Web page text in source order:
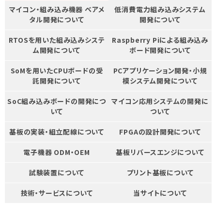
マイコン・組み込み機器 ベアメ
タル開発について
低消費電力組み込みシステム
開発について
RTOSを用いた組み込みシステ
ム開発について
Raspberry Piによる組み込み
ボード開発について
SoMを用いたCPUボードの受
託開発について
PCアプリケーション開発・小規
模システム開発について
SoC組み込みボードの開発につ
いて
マイコン応用システムの開発に
ついて
基板の実装・組立配線について FPGAの設計開発について
電子機器 ODM・OEM 基板リバースエンジについて
試験装置について プリント基板について
技術・サービスについて 当サイトについて